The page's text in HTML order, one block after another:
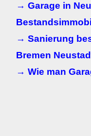
→ Garage in
→ Sanierung
Bremen
→ Wie man